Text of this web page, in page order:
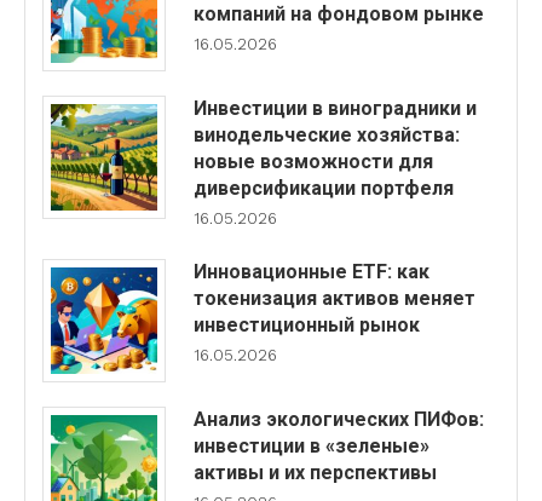
компаний на фондовом рынке
16.05.2026
Инвестиции в виноградники и
винодельческие хозяйства:
новые возможности для
диверсификации портфеля
16.05.2026
Инновационные ETF: как
токенизация активов меняет
инвестиционный рынок
16.05.2026
Анализ экологических ПИФов:
инвестиции в «зеленые»
активы и их перспективы